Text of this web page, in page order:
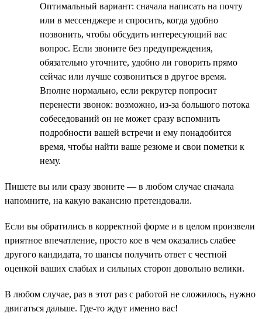
Оптимальный вариант: сначала написать на почту
или в мессенджере и спросить, когда удобно
позвонить, чтобы обсудить интересующий вас
вопрос. Если звоните без предупреждения,
обязательно уточните, удобно ли говорить прямо
сейчас или лучше созвониться в другое время.
Вполне нормально, если рекрутер попросит
перенести звонок: возможно, из-за большого потока
собеседований он не может сразу вспомнить
подробности вашей встречи и ему понадобится
время, чтобы найти ваше резюме и свои пометки к
нему.
Пишете вы или сразу звоните — в любом случае сначала
напомните, на какую вакансию претендовали.
Если вы обратились в корректной форме и в целом произвели
приятное впечатление, просто кое в чем оказались слабее
другого кандидата, то шансы получить ответ с честной
оценкой ваших слабых и сильных сторон довольно велики.
В любом случае, раз в этот раз с работой не сложилось, нужно
двигаться дальше. Где-то ждут именно вас!